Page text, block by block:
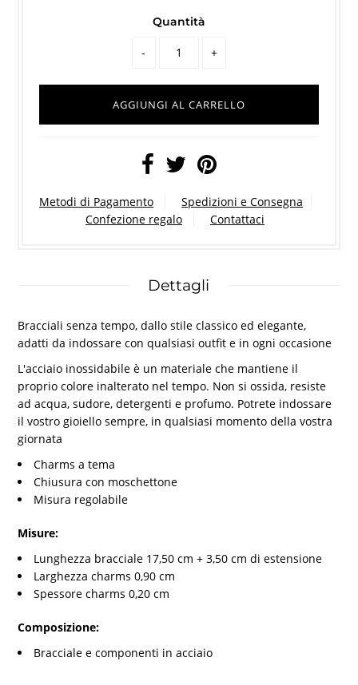
Quantità
- +
Metodi di Pagamento
Spedizioni e Consegna
Confezione regalo
Contattaci
Dettagli
Bracciali senza tempo, dallo stile classico ed elegante,
adatti da indossare con qualsiasi outfit e in ogni occasione
L'acciaio inossidabile è un materiale che mantiene il
proprio colore inalterato nel tempo. Non si ossida, resiste
ad acqua, sudore, detergenti e profumo. Potrete indossare
il vostro gioiello sempre, in qualsiasi momento della vostra
giornata
Charms a tema
Chiusura con moschettone
Misura regolabile
Misure:
Lunghezza bracciale 17,50 cm + 3,50 cm di estensione
Larghezza charms 0,90 cm
Spessore charms 0,20 cm
Composizione:
Bracciale e componenti in acciaio